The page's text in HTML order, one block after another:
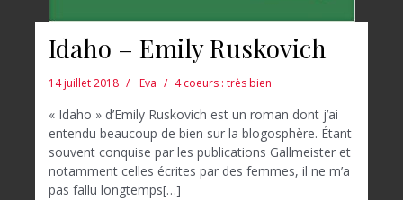
Idaho – Emily Ruskovich
14 juillet 2018 Eva 4 coeurs : très bien
« Idaho » d’Emily Ruskovich est un roman dont j’ai
entendu beaucoup de bien sur la blogosphère. Étant
souvent conquise par les publications Gallmeister et
notamment celles écrites par des femmes, il ne m’a
pas fallu longtemps[…]